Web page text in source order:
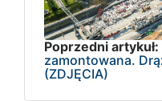
Poprzedni artykuł:
zamontowana.
(ZDJĘCIA)